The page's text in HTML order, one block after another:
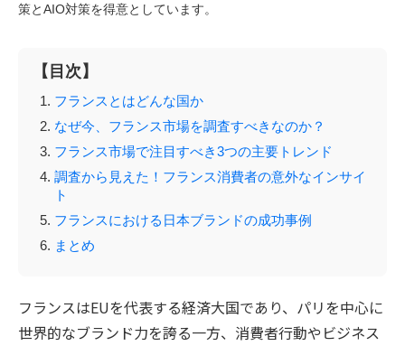
策とAIO対策を得意としています。
【目次】
フランスとはどんな国か
なぜ今、フランス市場を調査すべきなのか？
フランス市場で注目すべき3つの主要トレンド
調査から見えた！フランス消費者の意外なインサイ
ト
フランスにおける日本ブランドの成功事例
まとめ
フランスはEUを代表する経済大国であり、パリを中心に
世界的なブランド力を誇る一方、消費者行動やビジネス